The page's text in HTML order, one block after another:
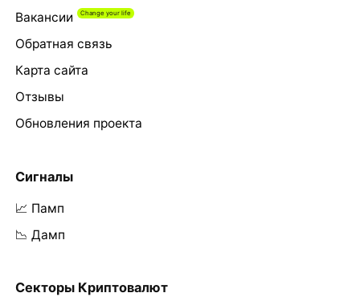
Вакансии
Обратная связь
Карта сайта
Отзывы
Обновления проекта
Сигналы
📈 Памп
📉 Дамп
Секторы Криптовалют